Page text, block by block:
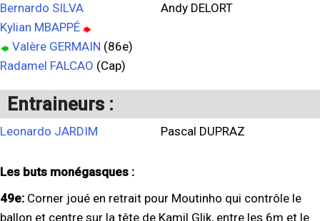
Bernardo SILVA
Kylian MBAPPÉ
Valère GERMAIN (86e)
Radamel FALCAO (Cap)
Andy DELORT
Entraineurs :
Leonardo JARDIM Pascal DUPRAZ
Les buts monégasques :
49e: Corner joué en retrait pour Moutinho qui contrôle le
ballon et centre sur la tête de Kamil Glik, entre les 6m et le